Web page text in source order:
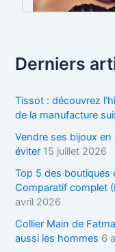
Derniers
Tissot : découvrez
de la manufacture
Vendre ses bijoux en
éviter 15 juillet 2026
Top 5 des boutiques
Comparatif complet
avril 2026
Collier Main de
aussi les hommes 6